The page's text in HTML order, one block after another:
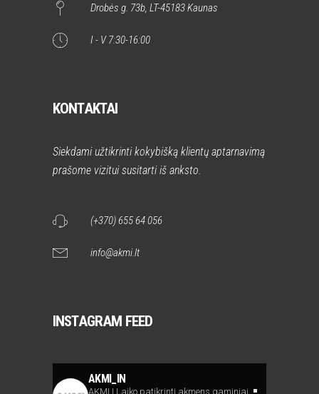
Drobės g. 73b, LT-45183 Kaunas
I - V 7:30-16:00
KONTAKTAI
Siekdami užtikrinti kokybišką klientų aptarnavimą
prašome vizitui susitarti iš anksto.
(+370) 655 64 056
info@akmi.lt
INSTAGRAM FEED
AKMI_IN
AKMI | Laiko patikrinti akmens gaminiai